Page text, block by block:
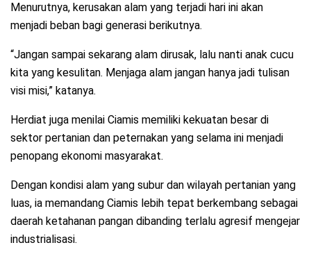
Menurutnya, kerusakan alam yang terjadi hari ini akan
menjadi beban bagi generasi berikutnya.
“Jangan sampai sekarang alam dirusak, lalu nanti anak cucu
kita yang kesulitan. Menjaga alam jangan hanya jadi tulisan
visi misi,” katanya.
Herdiat juga menilai Ciamis memiliki kekuatan besar di
sektor pertanian dan peternakan yang selama ini menjadi
penopang ekonomi masyarakat.
Dengan kondisi alam yang subur dan wilayah pertanian yang
luas, ia memandang Ciamis lebih tepat berkembang sebagai
daerah ketahanan pangan dibanding terlalu agresif mengejar
industrialisasi.